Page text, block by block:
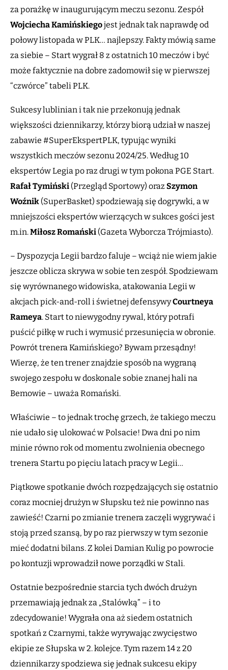
za porażkę w inaugurującym meczu sezonu. Zespół
Wojciecha Kamińskiegojest jednak tak naprawdę od
połowy listopada w PLK… najlepszy. Fakty mówią same
za siebie – Start wygrał 8 z ostatnich 10 meczów i być
może faktycznie na dobre zadomowił się w pierwszej
“czwórce” tabeli PLK.
Sukcesy lublinian i tak nie przekonują jednak
większości dziennikarzy, którzy biorą udział w naszej
zabawie #SuperEkspertPLK, typując wyniki
wszystkich meczów sezonu 2024/25. Według 10
ekspertów Legia po raz drugi w tym pokona PGE Start.
Rafał Tymiński (Przegląd Sportowy) oraz Szymon
Woźnik (SuperBasket) spodziewają się dogrywki, a w
mniejszości ekspertów wierzących w sukces gości jest
m.in.Miłosz Romański (Gazeta Wyborcza Trójmiasto).
– Dyspozycja Legii bardzo faluje – wciąż nie wiem jakie
jeszcze oblicza skrywa w sobie ten zespół. Spodziewam
się wyrównanego widowiska, atakowania Legii w
akcjach pick-and-roll i świetnej defensywyCourtneya
Rameya. Start to niewygodny rywal, który potrafi
puścić piłkę w ruch i wymusić przesunięcia w obronie.
Powrót trenera Kamińskiego? Bywam przesądny!
Wierzę, że ten trener znajdzie sposób na wygraną
swojego zespołu w doskonale sobie znanej hali na
Bemowie – uważa Romański.
Właściwie – to jednak trochę grzech, że takiego meczu
nie udało się ulokować w Polsacie! Dwa dni po nim
minie równo rok od momentu zwolnienia obecnego
trenera Startu po pięciu latach pracy w Legii…
Piątkowe spotkanie dwóch rozpędzających się ostatnio
coraz mocniej drużyn w Słupsku też nie powinno nas
zawieść! Czarni po zmianie trenera zaczęli wygrywać i
stoją przed szansą, by po raz pierwszy w tym sezonie
mieć dodatni bilans. Z kolei Damian Kulig po powrocie
po kontuzji wprowadził nowe porządki w Stali.
Ostatnie bezpośrednie starcia tych dwóch drużyn
przemawiają jednak za „Stalówką” – i to
zdecydowanie! Wygrała ona aż siedem ostatnich
spotkań z Czarnymi, także wyrywając zwycięstwo
ekipie ze Słupska w 2. kolejce. Tym razem 14 z 20
dziennikarzy spodziewa się jednak sukcesu ekipy